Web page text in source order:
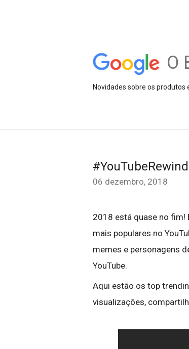
O
Novidades sobre os produtos
06 dezembro, 2018
2018 está quase no fim!
mais populares no
memes e personagens
YouTube.
Aqui estão os top
visualizações,